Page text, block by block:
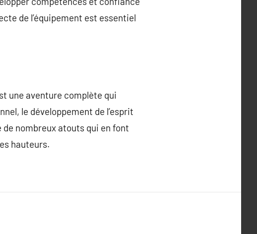
de l’équipement est essentiel
une aventure complète qui
le développement de l’esprit
de nombreux atouts qui en font
hauteurs.